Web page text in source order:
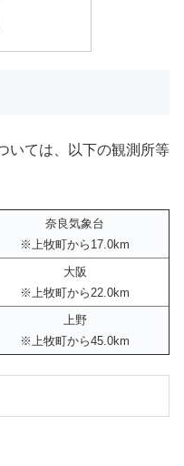
いては、以下の観測所等
奈良気象台
※上牧町から17.0km
大阪
※上牧町から22.0km
上野
※上牧町から45.0km